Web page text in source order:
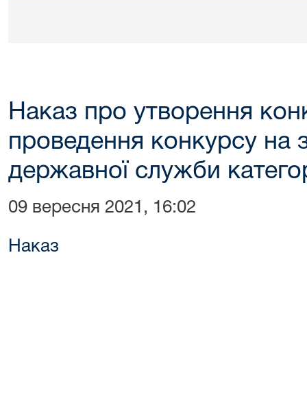
Наказ про утворення
проведення конкурсу на
державної служби
09 вересня 2021, 16:02
Наказ